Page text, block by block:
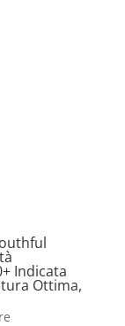
Indicata
Ottima,